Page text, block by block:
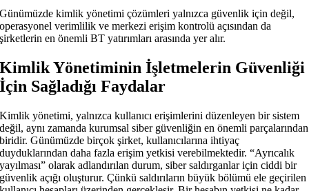
Günümüzde kimlik yönetimi çözümleri yalnızca güvenlik için değil,
operasyonel verimlilik ve merkezi erişim kontrolü açısından da
şirketlerin en önemli BT yatırımları arasında yer alır.
Kimlik Yönetiminin İşletmelerin Güvenliği
İçin Sağladığı Faydalar
Kimlik yönetimi, yalnızca kullanıcı erişimlerini düzenleyen bir sistem
değil, aynı zamanda kurumsal siber güvenliğin en önemli parçalarından
biridir. Günümüzde birçok şirket, kullanıcılarına ihtiyaç
duyduklarından daha fazla erişim yetkisi verebilmektedir. “Ayrıcalık
yayılması” olarak adlandırılan durum, siber saldırganlar için ciddi bir
güvenlik açığı oluşturur. Çünkü saldırıların büyük bölümü ele geçirilen